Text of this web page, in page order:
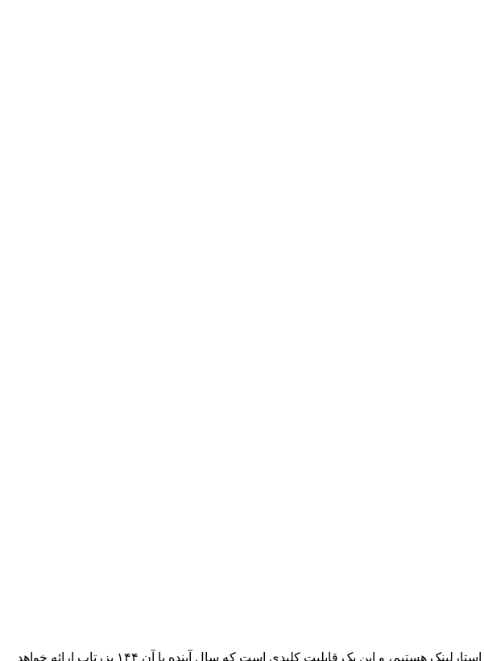
یکی از سخنگویان اسپیس ایکس به Ars Technica گفته است: «ما در حال بررسی ارتباط مستقیم به گوشی از طریق استارلینک هستیم، و این یک قابلیت کلیدی است که سال آینده با آن ۱۴۴ پزرتاب ارائه خواهد